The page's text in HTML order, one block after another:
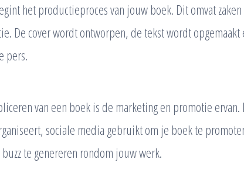
het productieproces van jouw boek. Dit omvat zaken
De cover wordt ontworpen, de tekst wordt opgemaakt
pers.
van een boek is de marketing en promotie ervan.
sociale media gebruikt om je boek te
te genereren rondom jouw werk.